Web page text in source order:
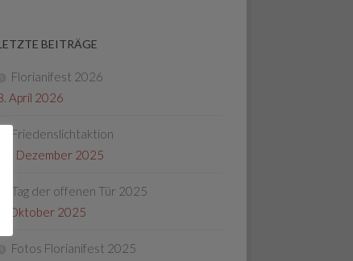
BEITRÄGE
Florianifest 2026
April 2026
Friedenslichtaktion
22. Dezember 2025
Tag der offenen Tür 2025
4. Oktober 2025
Fotos Florianifest 2025